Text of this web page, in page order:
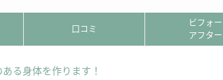
口コミ
ビフォー
アフター
る身体を作ります！